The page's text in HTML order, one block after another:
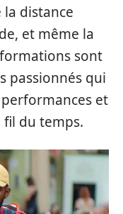
la distance
et même la
sont
passionnés qui
et
du temps.